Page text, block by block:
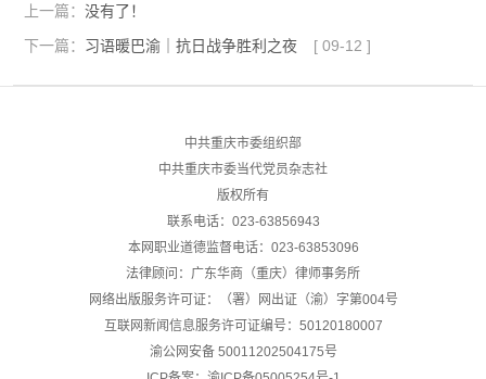
上一篇： 没有了！
下一篇： 习语暖巴渝｜抗日战争胜利之夜 [ 09-12 ]
中共重庆市委组织部
中共重庆市委当代党员杂志社
版权所有
联系电话：023-63856943
本网职业道德监督电话：023-63853096
法律顾问：广东华商（重庆）律师事务所
网络出版服务许可证：（署）网出证（渝）字第004号
互联网新闻信息服务许可证编号：50120180007
渝公网安备 50011202504175号